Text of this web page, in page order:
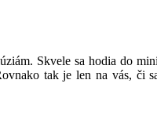
Skvele sa hodia do
tak je len na vás, či